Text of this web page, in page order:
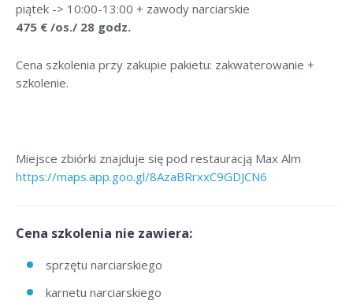
piątek -> 10:00-13:00 + zawody narciarskie
475 € /os./ 28 godz.
Cena szkolenia przy zakupie pakietu: zakwaterowanie +
szkolenie.
Miejsce zbiórki znajduje się pod restauracją Max Alm
https://maps.app.goo.gl/8AzaBRrxxC9GDJCN6
Cena szkolenia nie zawiera:
sprzętu narciarskiego
karnetu narciarskiego